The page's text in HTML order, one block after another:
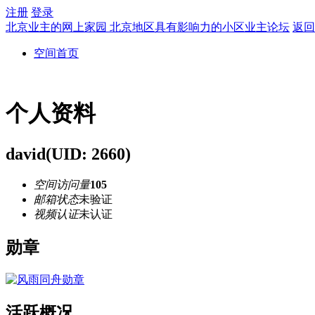
注册 登录
北京业主的网上家园 北京地区具有影响力的小区业主论坛 返
空间首页
个人资料
david(UID: 2660)
空间访问量105
邮箱状态未验证
视频认证未认证
勋章